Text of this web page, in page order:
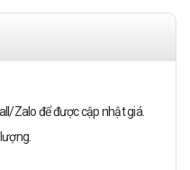
Zalo để được cập nhật giá.